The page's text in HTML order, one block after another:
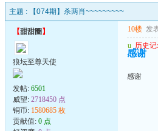
主题 : 【074期】杀两肖~~~~~~~~~
【甜甜圈 】
狼坛至尊天使
发帖: 6501
威望: 2718450 点
铜币: 1580685 枚
贡献值: 0 点
10楼 发
u 历史
感谢
感谢